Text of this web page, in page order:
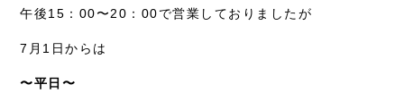
午後15：00〜20：00で営業しておりましたが
7月1日からは
〜平日〜